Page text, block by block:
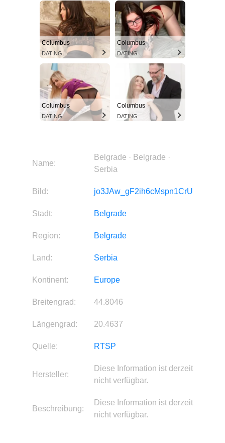
Columbus
DATING
Columbus
DATING
Columbus
DATING
Columbus
DATING
Name:
Belgrade · Belgrade ·
Serbia
Bild: jo3JAw_gF2ih6cMspn1CrU
Stadt: Belgrade
Region: Belgrade
Land: Serbia
Kontinent: Europe
Breitengrad: 44.8046
Längengrad: 20.4637
Quelle: RTSP
Hersteller:
Diese Information ist derzeit
nicht verfügbar.
Beschreibung:
Diese Information ist derzeit
nicht verfügbar.